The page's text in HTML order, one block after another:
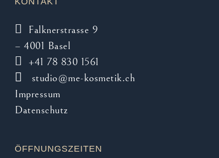
der
gewählt
werden
Falknerstrasse 9
– 4001 Basel
+41 78 830 1561
studio@me-kosmetik.ch
Impressum
Datenschutz
ÖFFNUNGSZEITEN